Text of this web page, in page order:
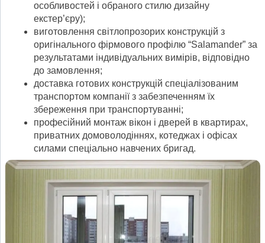
особливостей і обраного стилю дизайну
екстер’єру);
​виготовлення світлопрозорих конструкцій з
оригінального фірмового профілю “Salamander” за
результатами індивідуальних вимірів, відповідно
до замовлення;
доставка готових конструкцій спеціалізованим
транспортом компанії з забезпеченням їх
збереження при транспортуванні;
професійний монтаж вікон і дверей в квартирах,
приватних домоволодіннях, котеджах і офісах
силами спеціально навчених бригад.